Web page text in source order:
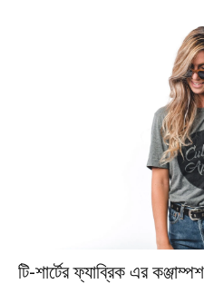
টি-শার্টের ফ্যাব্রিক এর